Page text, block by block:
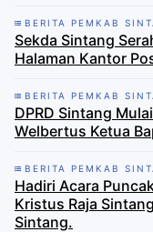
BERITA PEMKAB
Sekda Sintang
Halaman Kantor
BERITA PEMKAB
DPRD Sintang
Welbertus Ketua
BERITA PEMKAB
Hadiri Acara
Kristus Raja
Sintang.